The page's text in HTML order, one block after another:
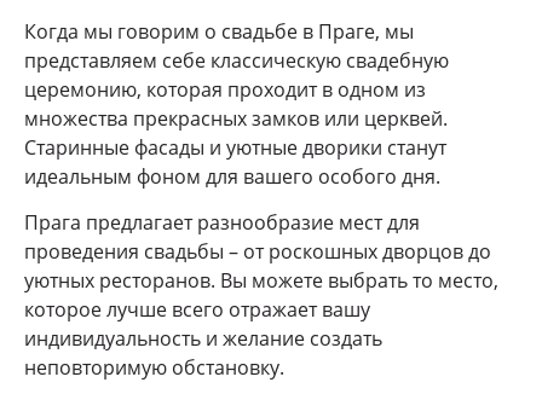
Когда мы говорим о свадьбе в Праге, мы
представляем себе классическую свадебную
церемонию, которая проходит в одном из
множества прекрасных замков или церквей.
Старинные фасады и уютные дворики станут
идеальным фоном для вашего особого дня.
Прага предлагает разнообразие мест для
проведения свадьбы – от роскошных дворцов до
уютных ресторанов. Вы можете выбрать то место,
которое лучше всего отражает вашу
индивидуальность и желание создать
неповторимую обстановку.